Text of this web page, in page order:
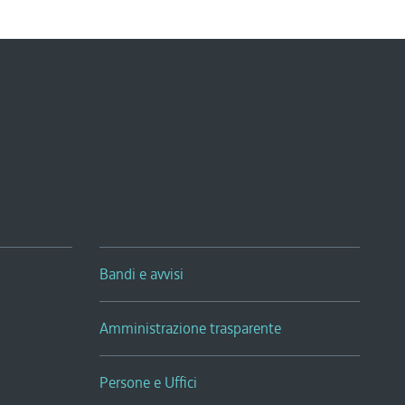
Bandi e avvisi
Amministrazione trasparente
Persone e Uffici